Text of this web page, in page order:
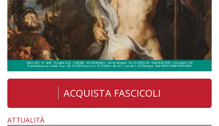
ACQUISTA FASCICOLI
ATTUALITÀ